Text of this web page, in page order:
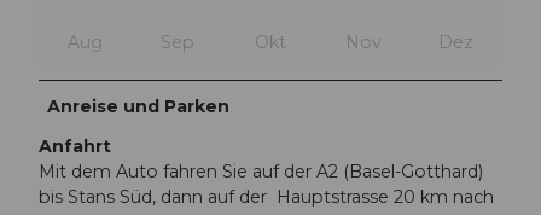
Aug Sep Okt Nov Dez
Anreise und Parken
Anfahrt
Mit dem Auto fahren Sie auf der A2 (Basel-Gotthard)
bis Stans Süd, dann auf der Hauptstrasse 20 km nach